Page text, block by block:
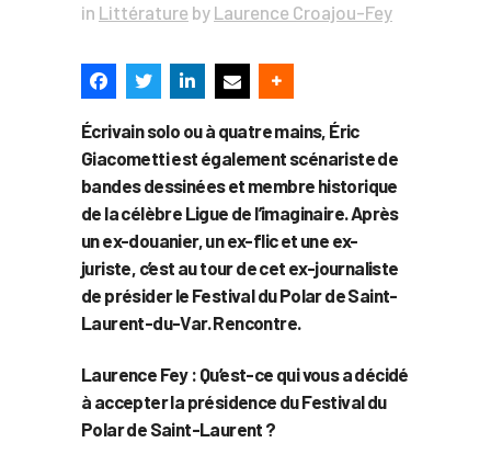
in Littérature by Laurence Croajou-Fey
Écrivain solo ou à quatre mains, Éric
Giacometti est également scénariste de
bandes dessinées et membre historique
de la célèbre Ligue de l’imaginaire. Après
un ex-douanier, un ex-flic et une ex-
juriste, c’est au tour de cet ex-journaliste
de présider le Festival du Polar de Saint-
Laurent-du-Var. Rencontre.
Laurence Fey : Qu’est-ce qui vous a décidé
à accepter la présidence du Festival du
Polar de Saint-Laurent ?